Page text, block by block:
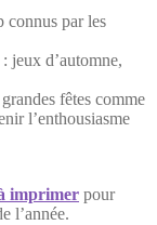
connus par les
jeux d’automne,
fêtes comme
l’enthousiasme
imprimer pour
l’année.